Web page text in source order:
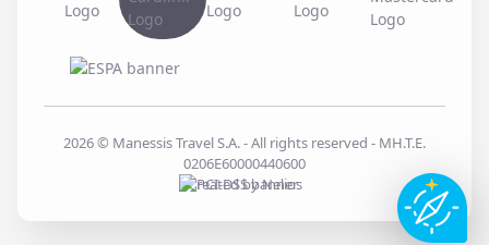
2026© Manessis Travel S.A. - All rights reserved - MH.T.E.
0206E60000440600
Created byNelios